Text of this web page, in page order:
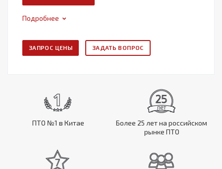
Подробнее
ЗАПРОС ЦЕНЫ ЗАДАТЬ ВОПРОС
ПТО №1 в Китае
Более 25 лет на российском
рынке ПТО